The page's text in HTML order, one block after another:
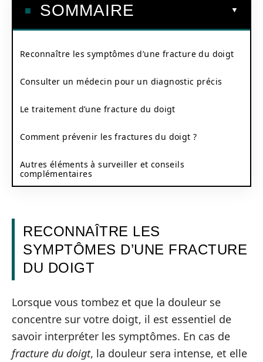
SOMMAIRE
Reconnaître les symptômes d’une fracture du doigt
Consulter un médecin pour un diagnostic précis
Le traitement d’une fracture du doigt
Comment prévenir les fractures du doigt ?
Autres éléments à surveiller et conseils
complémentaires
RECONNAÎTRE LES
SYMPTÔMES D’UNE FRACTURE
DU DOIGT
Lorsque vous tombez et que la douleur se
concentre sur votre doigt, il est essentiel de
savoir interpréter les symptômes. En cas de
fracture du doigt, la douleur sera intense, et elle